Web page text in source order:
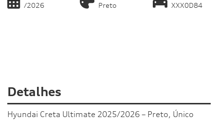
/2026 Preto XXX0D84
Detalhes
Hyundai Creta Ultimate 2025/2026 – Preto, Único